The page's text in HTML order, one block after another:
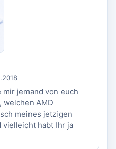
mir jemand von euch
welchen AMD
meines jetzigen
vielleicht habt Ihr ja